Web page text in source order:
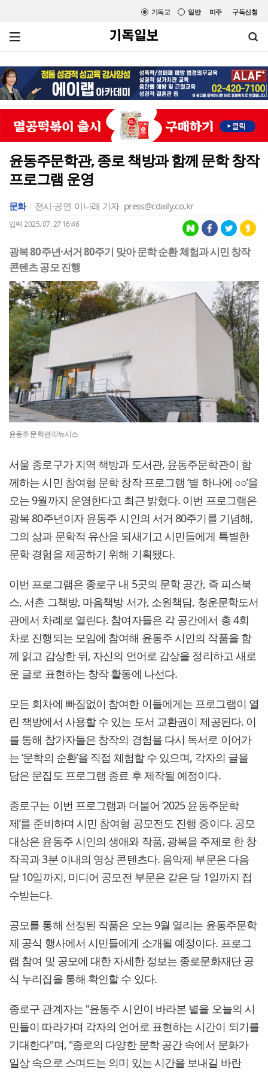
미주 구독신청
일반
기독교
윤동주문학관, 종로 책방과 함께 문학 창작
프로그램 운영
문화 전시·공연 이나래 기자 press@cdaily.co.kr
입력 2025. 07. 27 16:46
광복 80주년·서거 80주기 맞아 문학 순환 체험과 시민 창작
콘텐츠 공모 진행
윤동주 문학관 ⓒ뉴시스
서울 종로구가 지역 책방과 도서관, 윤동주문학관이 함
께하는 시민 참여형 문학 창작 프로그램 ‘별 하나에 ○○’을
오는 9월까지 운영한다고 최근 밝혔다. 이번 프로그램은
광복 80주년이자 윤동주 시인의 서거 80주기를 기념해,
그의 삶과 문학적 유산을 되새기고 시민들에게 특별한
문학 경험을 제공하기 위해 기획됐다.
이번 프로그램은 종로구 내 5곳의 문학 공간, 즉 피스북
스, 서촌 그책방, 마음책방 서가, 소원책담, 청운문학도서
관에서 차례로 열린다. 참여자들은 각 공간에서 총 4회
차로 진행되는 모임에 참여해 윤동주 시인의 작품을 함
께 읽고 감상한 뒤, 자신의 언어로 감상을 정리하고 새로
운 글로 표현하는 창작 활동에 나선다.
모든 회차에 빠짐없이 참여한 이들에게는 프로그램이 열
린 책방에서 사용할 수 있는 도서 교환권이 제공된다. 이
를 통해 참가자들은 창작의 경험을 다시 독서로 이어가
는 ‘문학의 순환’을 직접 체험할 수 있으며, 각자의 글을
담은 문집도 프로그램 종료 후 제작될 예정이다.
종로구는 이번 프로그램과 더불어 ‘2025 윤동주문학
제’를 준비하며 시민 참여형 공모전도 진행 중이다. 공모
대상은 윤동주 시인의 생애와 작품, 광복을 주제로 한 창
작곡과 3분 이내의 영상 콘텐츠다. 음악제 부문은 다음
달 10일까지, 미디어 공모전 부문은 같은 달 1일까지 접
수받는다.
공모를 통해 선정된 작품은 오는 9월 열리는 윤동주문학
제 공식 행사에서 시민들에게 소개될 예정이다. 프로그
램 참여 및 공모에 대한 자세한 정보는 종로문화재단 공
식 누리집을 통해 확인할 수 있다.
종로구 관계자는 "윤동주 시인이 바라본 별을 오늘의 시
민들이 따라가며 각자의 언어로 표현하는 시간이 되기를
기대한다"며, "종로의 다양한 문학 공간 속에서 문화가
일상 속으로 스며드는 의미 있는 시간을 보내길 바란